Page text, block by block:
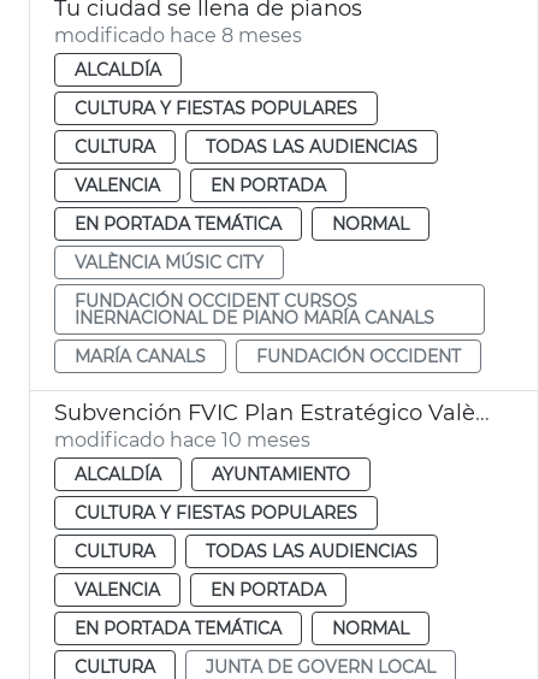
Tu ciudad se llena de pianos
modificado hace 8 meses
ALCALDÍA
CULTURA Y FIESTAS POPULARES
CULTURA
TODAS LAS AUDIENCIAS
VALENCIA
EN PORTADA
EN PORTADA TEMÁTICA
NORMAL
VALÈNCIA MÚSIC CITY
FUNDACIÓN OCCIDENT CURSOS
INERNACIONAL DE PIANO MARÍA CANALS
MARÍA CANALS
FUNDACIÓN OCCIDENT
Subvención FVIC Plan Estratégico València Music City
modificado hace 10 meses
ALCALDÍA
AYUNTAMIENTO
CULTURA Y FIESTAS POPULARES
CULTURA
TODAS LAS AUDIENCIAS
VALENCIA
EN PORTADA
EN PORTADA TEMÁTICA
NORMAL
CULTURA
JUNTA DE GOVERN LOCAL